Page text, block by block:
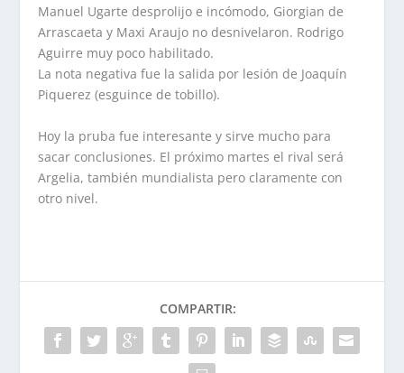
Manuel Ugarte desprolijo e incómodo, Giorgian de
Arrascaeta y Maxi Araujo no desnivelaron. Rodrigo
Aguirre muy poco habilitado.
La nota negativa fue la salida por lesión de Joaquín
Piquerez (esguince de tobillo).
Hoy la pruba fue interesante y sirve mucho para
sacar conclusiones. El próximo martes el rival será
Argelia, también mundialista pero claramente con
otro nivel.
COMPARTIR: